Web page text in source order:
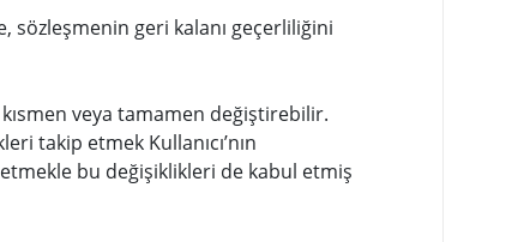
sözleşmenin geri kalanı geçerliliğini
veya tamamen değiştirebilir.
takip etmek Kullanıcı’nın
bu değişiklikleri de kabul etmiş